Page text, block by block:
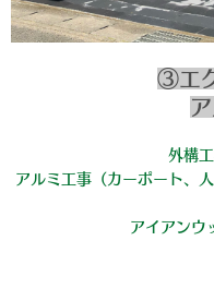
③エ
外構
アルミ工事（カーポート、
アイアンウ